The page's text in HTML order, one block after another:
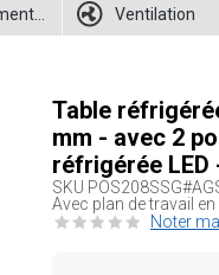
Ventilation
Table
mm - avec 2
réfrigérée LED
SKU
Avec plan de travail
Noter